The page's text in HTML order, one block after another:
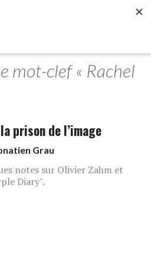
mot-clef « Rachel
prison de l’image
Grau
notes sur Olivier Zahm et
Diary".